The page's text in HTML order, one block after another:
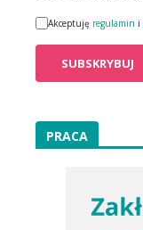
Akceptuję regulamin i
PRACA